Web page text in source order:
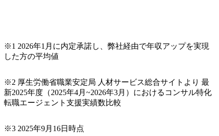
ご担当いただき、当社の社員が業務面をサポートしつつ、
徐々に対応範囲を広げていただきます。 ＜QAエンジニア＞
ルティング領域)から参画いただきます。 課題選定から顧客
への企画提案、そして実行までを一気通貫で支援していた
だきます。 アジャイル開発を通じて顧客の要望や提案を柔
軟に取り入れながら改善サイクルを回すため、ご自身の提
きます。 ● 勤務地 東京都渋谷区渋谷3丁目6-7 渋谷金王タワ
※1 2026年1月に内定承諾し、弊社経由で年収アップを実現
した方の平均値
※2 厚生労働省職業安定局 人材サービス総合サイトより 最
新2025年度（2025年4月~2026年3月）におけるコンサル特化
転職エージェント支援実績数比較
※3 2025年9月16日時点